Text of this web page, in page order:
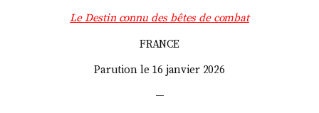
Le Destin connu des bêtes de combat
FRANCE
Parution le 16 janvier 2026
—